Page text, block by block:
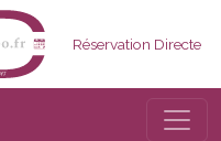
Réservation Directe